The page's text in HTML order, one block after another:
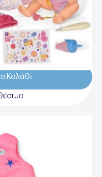
(36cm) - 840467-
€
Καλάθι